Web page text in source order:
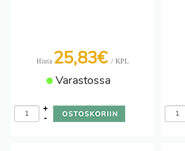
Hinta 25,83€ / KPL
Varastossa
-
+